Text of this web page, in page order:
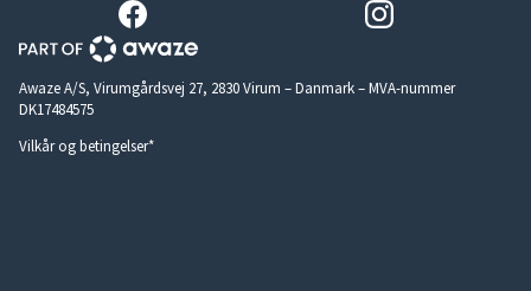
Awaze A/S, Virumgårdsvej 27, 2830 Virum – Danmark – MVA-nummer
DK17484575
Vilkår og betingelser*